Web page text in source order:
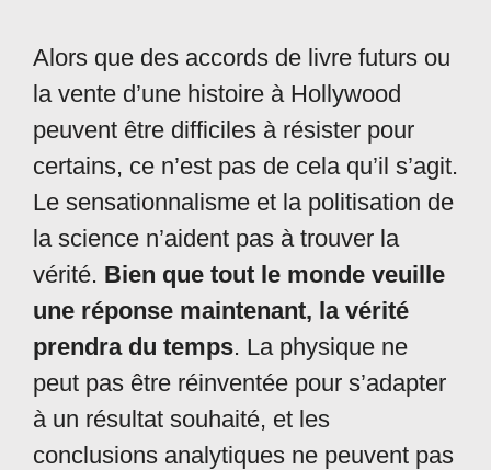
Alors que des accords de livre futurs ou
la vente d’une histoire à Hollywood
peuvent être difficiles à résister pour
certains, ce n’est pas de cela qu’il s’agit.
Le sensationnalisme et la politisation de
la science n’aident pas à trouver la
vérité. Bien que tout le monde veuille
une réponse maintenant, la vérité
prendra du temps. La physique ne
peut pas être réinventée pour s’adapter
à un résultat souhaité, et les
conclusions analytiques ne peuvent pas